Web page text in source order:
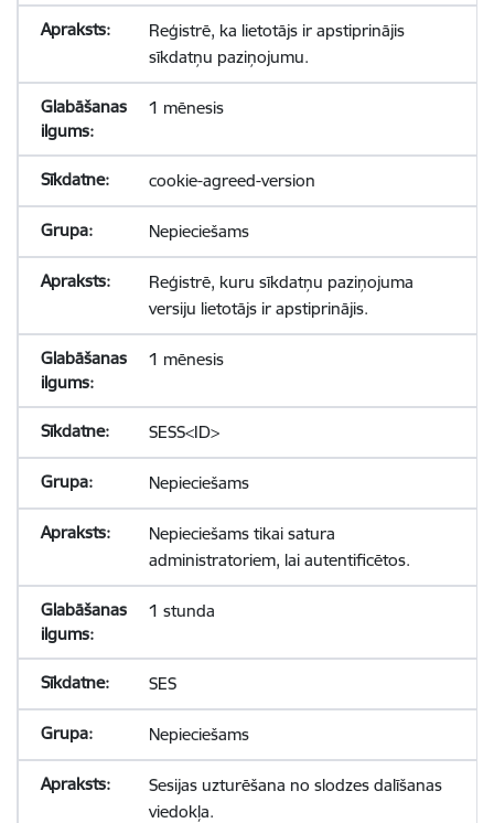
Reģistrē, ka lietotājs ir apstiprinājis
sīkdatņu paziņojumu.
1 mēnesis
cookie-agreed-version
Nepieciešams
Reģistrē, kuru sīkdatņu paziņojuma
versiju lietotājs ir apstiprinājis.
1 mēnesis
SESS<ID>
Nepieciešams
Nepieciešams tikai satura
administratoriem, lai autentificētos.
1 stunda
SES
Nepieciešams
Sesijas uzturēšana no slodzes dalīšanas
viedokļa.